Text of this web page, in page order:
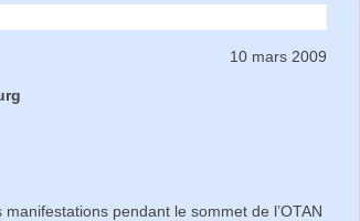
10 mars 2009
pendant le sommet de l’OTAN